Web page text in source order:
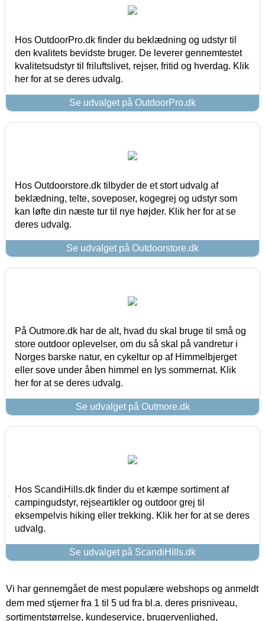
Hos OutdoorPro.dk finder du beklædning og udstyr til
den kvalitets bevidste bruger. De leverer gennemtestet
kvalitetsudstyr til friluftslivet, rejser, fritid og hverdag. Klik
her for at se deres udvalg.
Se udvalget på OutdoorPro.dk
Hos Outdoorstore.dk tilbyder de et stort udvalg af
beklædning, telte, soveposer, kogegrej og udstyr som
kan løfte din næste tur til nye højder. Klik her for at se
deres udvalg.
Se udvalget på Outdoorstore.dk
På Outmore.dk har de alt, hvad du skal bruge til små og
store outdoor oplevelser, om du så skal på vandretur i
Norges barske natur, en cykeltur op af Himmelbjerget
eller sove under åben himmel en lys sommernat. Klik
her for at se deres udvalg.
Se udvalget på Outmore.dk
Hos ScandiHills.dk finder du et kæmpe sortiment af
campingudstyr, rejseartikler og outdoor grej til
eksempelvis hiking eller trekking. Klik her for at se deres
udvalg.
Se udvalget på ScandiHills.dk
Vi har gennemgået de mest populære webshops og anmeldt
dem med stjerner fra 1 til 5 ud fra bl.a. deres prisniveau,
sortimentstørrelse, kundeservice, brugervenlighed,